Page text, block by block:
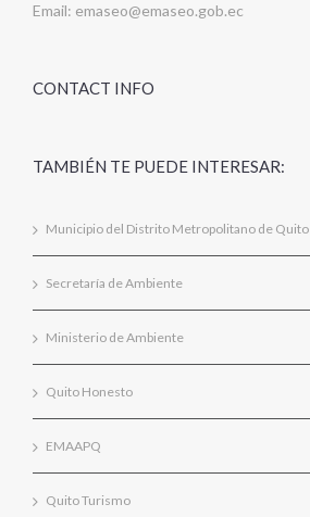
Email: emaseo@emaseo.gob.ec
CONTACT INFO
TAMBIÉN TE PUEDE INTERESAR:
Municipio del Distrito Metropolitano de Quito
Secretaría de Ambiente
Ministerio de Ambiente
Quito Honesto
EMAAPQ
Quito Turismo